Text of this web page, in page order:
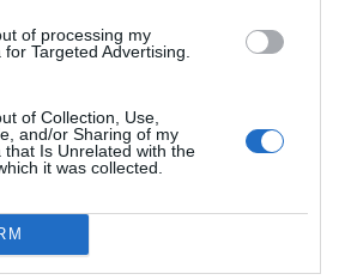
of processing my
Targeted Advertising.
of Collection, Use,
and/or Sharing of my
that Is Unrelated with the
it was collected.
“El trabajo de desmitificar la
la verdadera, de
es un trabajo